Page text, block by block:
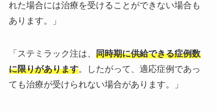
れた場合には治療を受けることができない場合も
あります。」
「ステミラック注は、 同時期に供給できる症例数
に限りがあります。したがって、適応症例であっ
ても治療が受けられない場合があります。」